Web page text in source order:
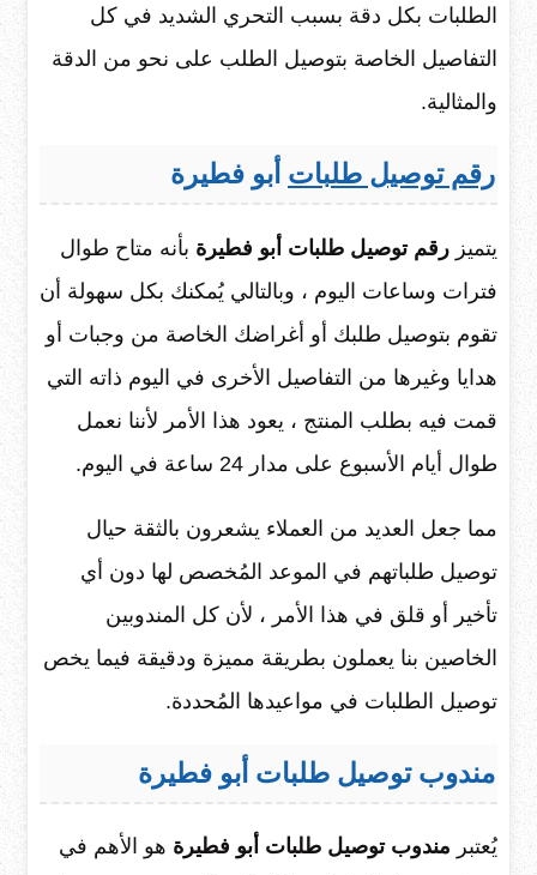
الطلبات بكل دقة بسبب التحري الشديد في كل
التفاصيل الخاصة بتوصيل الطلب على نحو من الدقة
والمثالية.
رقم توصيل طلبات أبو فطيرة
يتميز رقم توصيل طلبات أبو فطيرة بأنه متاح طوال
فترات وساعات اليوم ، وبالتالي يُمكنك بكل سهولة أن
تقوم بتوصيل طلبك أو أغراضك الخاصة من وجبات أو
هدايا وغيرها من التفاصيل الأخرى في اليوم ذاته التي
قمت فيه بطلب المنتج ، يعود هذا الأمر لأننا نعمل
طوال أيام الأسبوع على مدار 24 ساعة في اليوم.
مما جعل العديد من العملاء يشعرون بالثقة حيال
توصيل طلباتهم في الموعد المُخصص لها دون أي
تأخير أو قلق في هذا الأمر ، لأن كل المندوبين
الخاصين بنا يعملون بطريقة مميزة ودقيقة فيما يخص
توصيل الطلبات في مواعيدها المُحددة.
مندوب توصيل طلبات أبو فطيرة
يُعتبر مندوب توصيل طلبات أبو فطيرة هو الأهم في